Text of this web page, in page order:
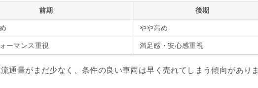
前期 後期
やや高め
ーマンス重視 満足感・安心感重視
通量がまだ少なく、条件の良い車両は早く売れてしまう傾向がありま